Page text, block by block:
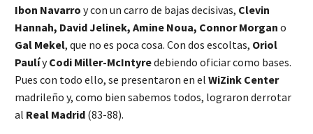
Ibon Navarro y con un carro de bajas decisivas, Clevin
Hannah, David Jelinek, Amine Noua, Connor Morgan o
Gal Mekel, que no es poca cosa. Con dos escoltas, Oriol
PaulíyCodi Miller-McIntyredebiendo oficiar como bases.
Pues con todo ello, se presentaron en el WiZink Center
madrileño y, como bien sabemos todos, lograron derrotar
al Real Madrid (83-88).